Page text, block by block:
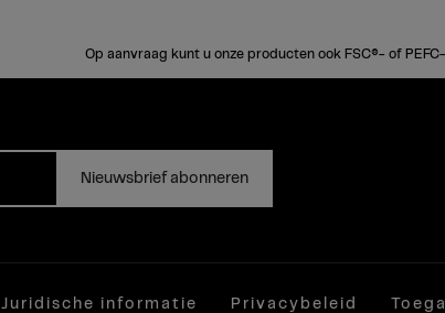
Op aanvraag kunt u onze producten ook FSC®- of
Nieuwsbrief abonneren
Juridische informatie Privacybeleid